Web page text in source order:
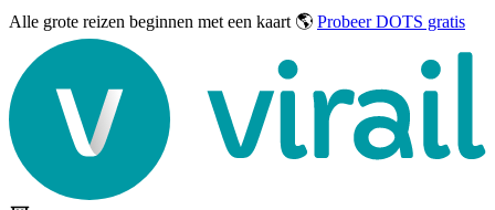
Alle grote reizen beginnen met een kaart 🌎 Probeer DOTS gratis